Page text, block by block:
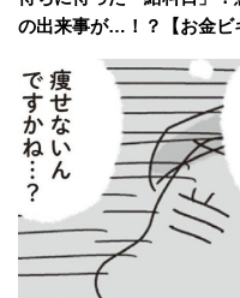
の出来事が…！？【お金ビ